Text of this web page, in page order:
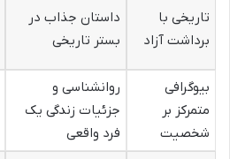
تاریخی با
برداشت آزاد
داستان جذاب در
بستر تاریخی
بیوگرافی
متمرکز بر
شخصیت
روانشناسی و
جزئیات زندگی یک
فرد واقعی